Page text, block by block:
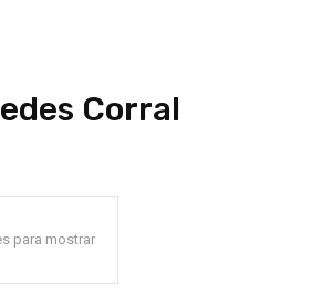
Corral
para mostrar